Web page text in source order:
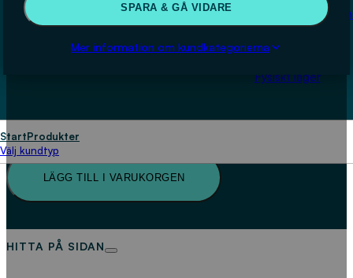
SPARA & GÅ VIDARE
Mer information om kundkategorierna
Om
Köpvillkor
Fysiskt lager
StartProdukter
Välj kundtyp
Simulering av hydrologin
Simulering
av
hydrologin
mängdLÄGG TILL I VARUKORGEN
HITTA PÅ SIDAN